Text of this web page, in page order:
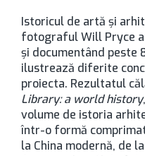
Istoricul de artă şi
fotograful Will Pryce
şi documentând peste
ilustrează diferite
proiecta. Rezultatul
Library: a world history
volume de istoria
într-o formă
la China modernă, de